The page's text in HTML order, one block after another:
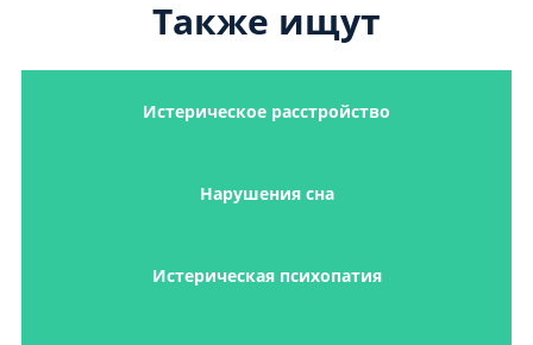
Также ищут
Истерическое расстройство
Нарушения сна
Истерическая психопатия